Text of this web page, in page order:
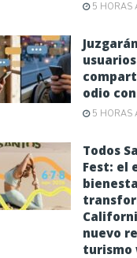
5 HORAS
odio
5 HORAS
Todos
Fest: el
nuevo
turismo